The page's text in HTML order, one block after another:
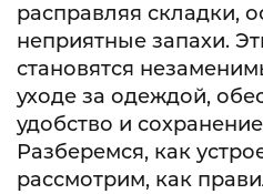
расправляя складки,
неприятные запахи.
становятся
уходе за одеждой,
удобство и
Разберемся, как
рассмотрим, как